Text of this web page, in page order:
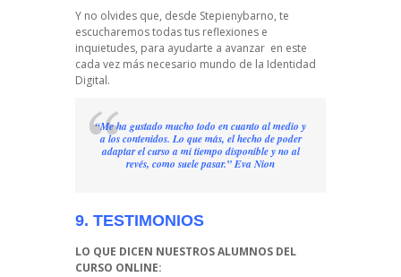
Y no olvides que, desde Stepienybarno, te
escucharemos todas tus reflexiones e
inquietudes, para ayudarte a avanzar en este
cada vez más necesario mundo de la Identidad
Digital.
“Me ha gustado mucho todo en cuanto al medio y
a los contenidos. Lo que más, el hecho de poder
adaptar el curso a mi tiempo disponible y no al
revés, como suele pasar.” Eva Nion
9. TESTIMONIOS
LO QUE DICEN NUESTROS ALUMNOS DEL
CURSO ONLINE: